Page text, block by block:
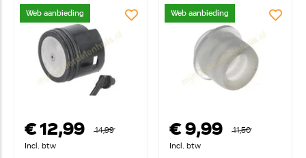
Web aanbieding
€ 12,99
14,99
Incl. btw
Web aanbieding
€ 9,99
11,50
Incl. btw